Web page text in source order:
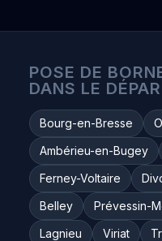
POSE DE
DANS LE
Bourg-en-Bresse
Ambérieu-en-Bugey
Ferney-Voltaire
Belley
Prévessin-
Lagnieu
Viriat